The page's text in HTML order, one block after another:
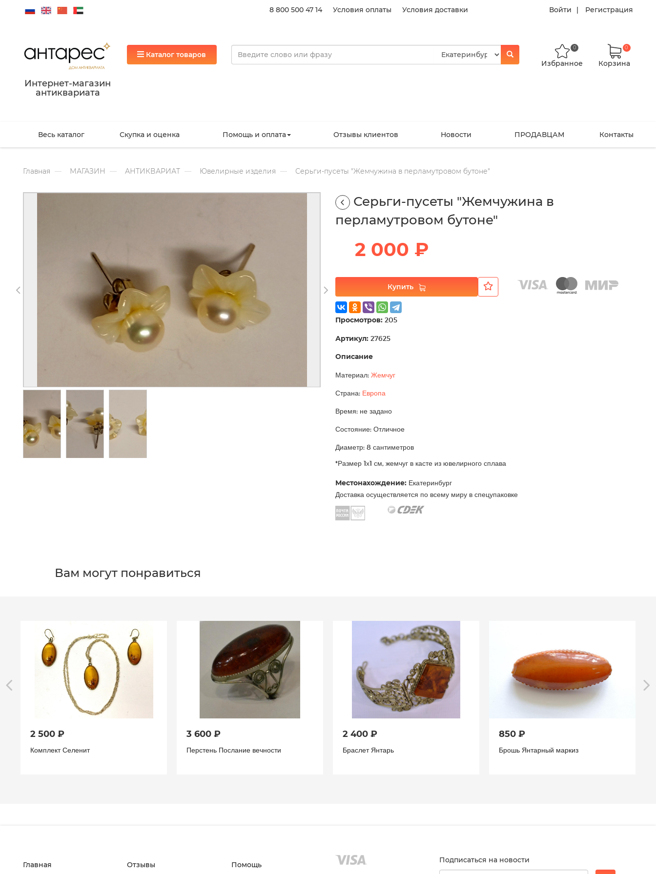
8 800 500 47 14 Условия оплаты Условия доставки Войти Регистрация
Интернет-магазин
антиквариата
Каталог товаров
Избранное
0
Корзина
0
Весь каталог Скупка и оценка Помощь и оплата Отзывы клиентов Новости ПРОДАВЦАМ Контакты
Главная МАГАЗИН АНТИКВАРИАТ Ювелирные изделия Серьги-пусеты "Жемчужина в перламутровом бутоне"
Серьги-пусеты "Жемчужина в
перламутровом бутоне"
2 000 ₽
Купить
Просмотров: 205
Артикул: 27625
Описание
Материал: Жемчуг
Страна: Европа
Время: не задано
Состояние: Отличное
Диаметр: 8 сантиметров
*Размер 1х1 см, жемчуг в касте из ювелирного сплава
Местонахождение: Екатеринбург
Доставка осуществляется по всему миру в спецупаковке
Вам могут понравиться
2 500 ₽
Комплект Селенит
3 600 ₽
Перстень Послание вечности
2 400 ₽
Браслет Янтарь
850 ₽
Брошь Янтарный маркиз
Главная Отзывы Помощь
Подписаться на новости